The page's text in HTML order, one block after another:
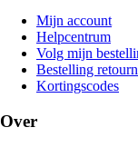
Mijn account
Helpcentrum
Volg mijn
Bestelling
Kortingscodes
Over